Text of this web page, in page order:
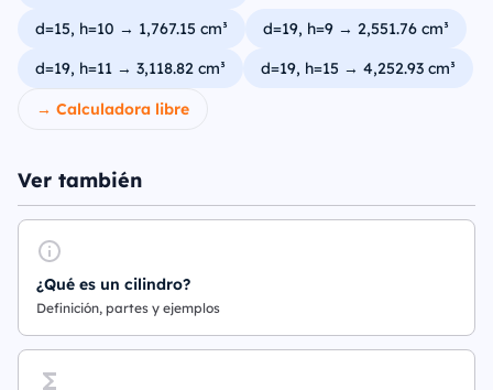
d=15, h=10 → 1,767.15 cm³
d=19, h=9 → 2,551.76 cm³
d=19, h=11 → 3,118.82 cm³
d=19, h=15 → 4,252.93 cm³
→ Calculadora libre
Ver también
¿Qué es un cilindro?
Definición, partes y ejemplos